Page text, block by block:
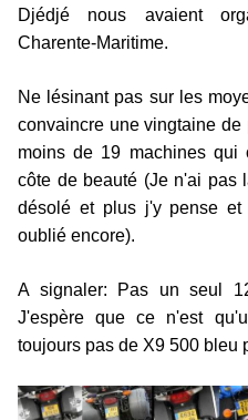
Djédjé nous avaient
Charente-Maritime.
Ne lésinant pas sur les
convaincre une vingtaine
moins de 19 machines
côte de beauté (Je n'ai pas
désolé et plus j'y pense
oublié encore).
A signaler: Pas un seul
J'espère que ce n'est
toujours pas de X9 500 bleu